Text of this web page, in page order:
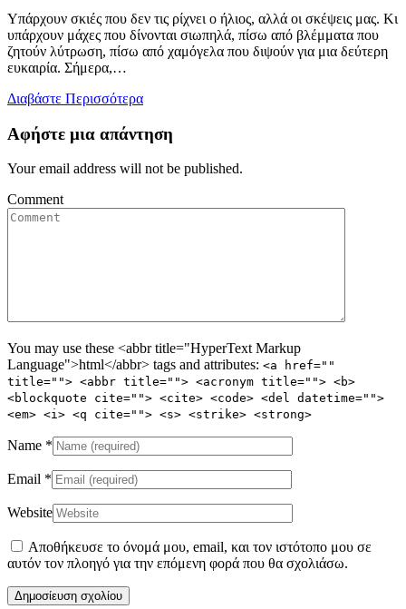
Υπάρχουν σκιές που δεν τις ρίχνει ο ήλιος, αλλά οι σκέψεις μας. Κι
υπάρχουν μάχες που δίνονται σιωπηλά, πίσω από βλέμματα που
ζητούν λύτρωση, πίσω από χαμόγελα που διψούν για μια δεύτερη
ευκαιρία. Σήμερα,…
Διαβάστε Περισσότερα
Αφήστε μια απάντηση
Your email address will not be published.
Comment
You may use these <abbr title="HyperText Markup
Language">html</abbr> tags and attributes: <a href=""
title=""> <abbr title=""> <acronym title=""> <b>
<blockquote cite=""> <cite> <code> <del datetime="">
<em> <i> <q cite=""> <s> <strike> <strong>
Name *
Email *
Website
Αποθήκευσε το όνομά μου, email, και τον ιστότοπο μου σε
αυτόν τον πλοηγό για την επόμενη φορά που θα σχολιάσω.